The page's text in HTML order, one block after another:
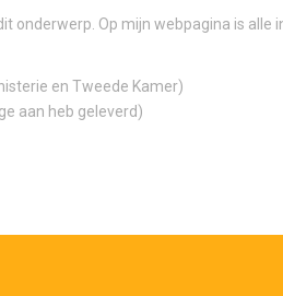
onderwerp. Op mijn webpagina is alle
en Tweede Kamer)
aan heb geleverd)